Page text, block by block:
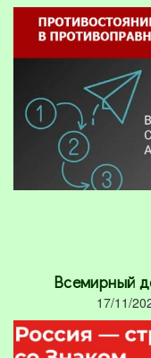
Всемирный
17/11/